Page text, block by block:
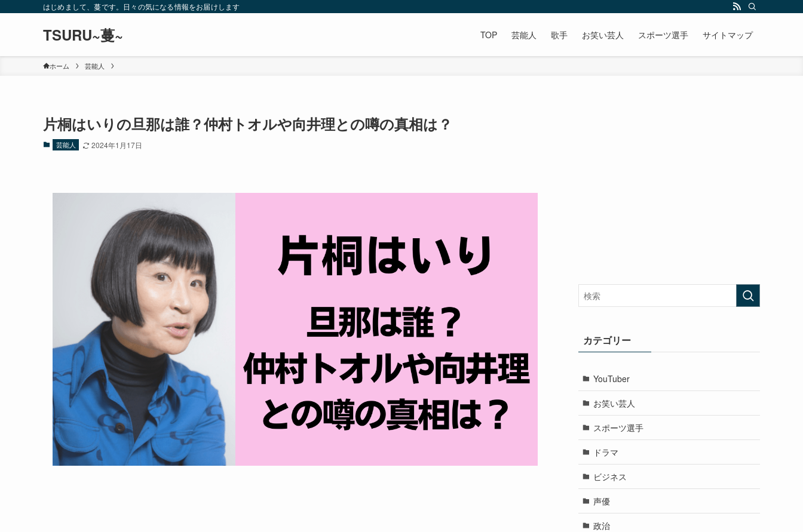
はじめまして、蔓です。日々の気になる情報をお届けします
TSURU~蔓~ TOP 芸能人 歌手 お笑い芸人 スポーツ選手 サイトマップ
ホーム 芸能人
片桐はいりの旦那は誰？仲村トオルや向井理との噂の真相は？
芸能人 2024年1月17日
カテゴリー
YouTuber
お笑い芸人
スポーツ選手
ドラマ
ビジネス
声優
政治